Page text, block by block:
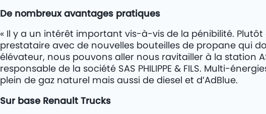
De nombreux avantages pratiques
« Il y a un intérêt important vis-à-vis de la pénibilité.
prestataire avec de nouvelles bouteilles de propane qui
élévateur, nous pouvons aller nous ravitailler à la station
responsable de la société SAS PHILIPPE & FILS. Multi-
plein de gaz naturel mais aussi de diesel et d’AdBlue.
Sur base Renault Trucks